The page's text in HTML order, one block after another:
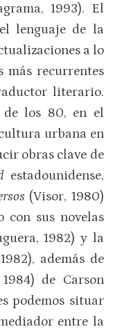
1993). El
lenguaje de la
a lo
más recurrentes
literario.
los 80, en el
urbana en
obras clave de
estadounidense,
(Visor, 1980)
con sus novelas
1982) y la
además de
de Carson
podemos situar
entre la